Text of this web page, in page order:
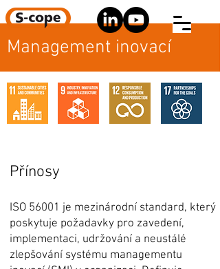
Management inovací
Přínosy
ISO 56001 je mezinárodní standard, který
poskytuje požadavky pro zavedení,
implementaci, udržování a neustálé
zlepšování systému managementu